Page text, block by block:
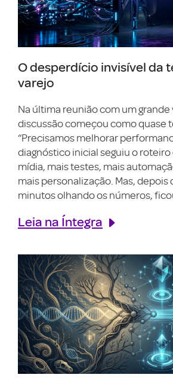
O desperdício invisível da
varejo
Na última reunião com um grande
discussão começou como quase
“Precisamos melhorar
diagnóstico inicial seguiu o roteiro
mídia, mais testes, mais
mais personalização. Mas, depois
minutos olhando os números,
Leia na Íntegra